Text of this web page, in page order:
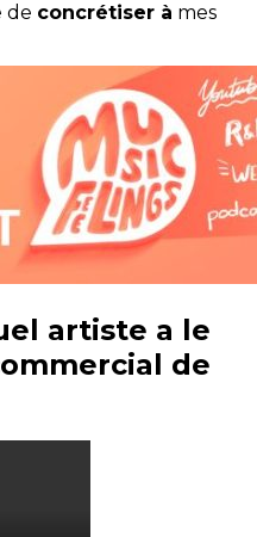
de concrétiser à mes
artiste a le
de